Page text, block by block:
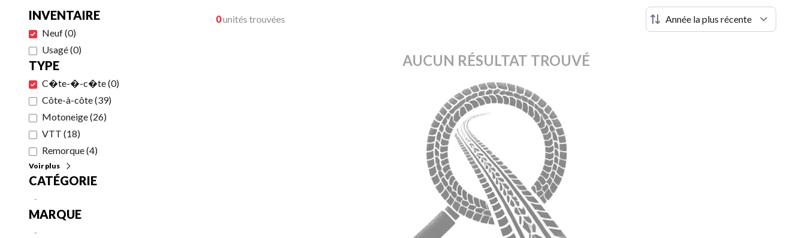
INVENTAIRE
Neuf(0)
Usagé(0)
TYPE
C�te-�-c�te(0)
Côte-à-côte(39)
Motoneige(26)
VTT (18)
Remorque(4)
Voir plus
CATÉGORIE
-
MARQUE
-
0unités trouvées
AUCUN RÉSULTAT TROUVÉ